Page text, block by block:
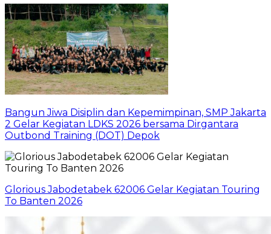
Bangun Jiwa Disiplin dan Kepemimpinan, SMP Jakarta
2 Gelar Kegiatan LDKS 2026 bersama Dirgantara
Outbond Training (DOT) Depok
Glorious Jabodetabek 62006 Gelar Kegiatan Touring
To Banten 2026